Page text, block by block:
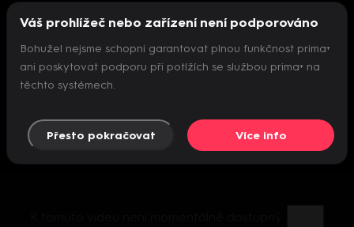
Nepodařilo se inicializovat přehrávač
Váš prohlížeč nebo zařízení není podporováno
Bohužel nejsme schopni garantovat plnou funkčnost prima+
ani poskytovat podporu při potížích se službou prima+ na
těchto systémech.
Přesto pokračovat Více info